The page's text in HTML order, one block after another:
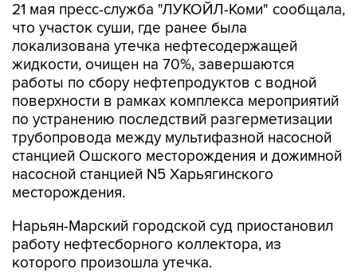
21 мая пресс-служба "ЛУКОЙЛ-Коми" сообщала,
что участок суши, где ранее была
локализована утечка нефтесодержащей
жидкости, очищен на 70%, завершаются
работы по сбору нефтепродуктов с водной
поверхности в рамках комплекса мероприятий
по устранению последствий разгерметизации
трубопровода между мультифазной насосной
станцией Ошского месторождения и дожимной
насосной станцией N5 Харьягинского
месторождения.
Нарьян-Марский городской суд приостановил
работу нефтесборного коллектора, из
которого произошла утечка.